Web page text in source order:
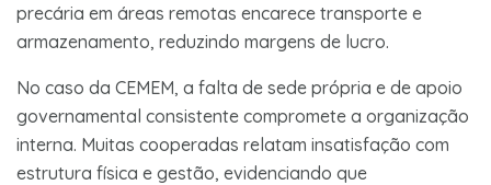
precária em áreas remotas encarece transporte e
armazenamento, reduzindo margens de lucro.
No caso da CEMEM, a falta de sede própria e de apoio
governamental consistente compromete a organização
interna. Muitas cooperadas relatam insatisfação com
estrutura física e gestão, evidenciando que